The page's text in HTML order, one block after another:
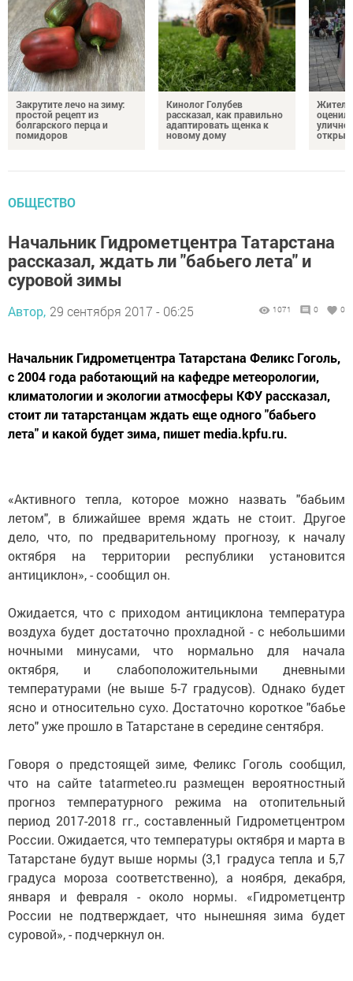
Закрутите лечо на зиму:
простой рецепт из
болгарского перца и
помидоров
Кинолог Голубев
рассказал, как правильно
адаптировать щенка к
новому дому
ОБЩЕСТВО
Начальник Гидрометцентра Татарстана
рассказал, ждать ли "бабьего лета" и
суровой зимы
Автор, 29 сентября 2017 - 06:25 1071 0 0
Начальник Гидрометцентра Татарстана Феликс Гоголь,
с 2004 года работающий на кафедре метеорологии,
климатологии и экологии атмосферы КФУ рассказал,
стоит ли татарстанцам ждать еще одного "бабьего
лета" и какой будет зима, пишет media.kpfu.ru.
«Активного тепла, которое можно назвать "бабьим
летом", в ближайшее время ждать не стоит. Другое
дело, что, по предварительному прогнозу, к началу
октября на территории республики установится
антициклон», - сообщил он.
Ожидается, что с приходом антициклона температура
воздуха будет достаточно прохладной - с небольшими
ночными минусами, что нормально для начала
октября, и слабоположительными дневными
температурами (не выше 5-7 градусов). Однако будет
ясно и относительно сухо. Достаточно короткое "бабье
лето" уже прошло в Татарстане в середине сентября.
Говоря о предстоящей зиме, Феликс Гоголь сообщил,
что на сайте tatarmeteo.ru размещен вероятностный
прогноз температурного режима на отопительный
период 2017-2018 гг., составленный Гидрометцентром
России. Ожидается, что температуры октября и марта в
Татарстане будут выше нормы (3,1 градуса тепла и 5,7
градуса мороза соответственно), а ноября, декабря,
января и февраля - около нормы. «Гидрометцентр
России не подтверждает, что нынешняя зима будет
суровой», - подчеркнул он.